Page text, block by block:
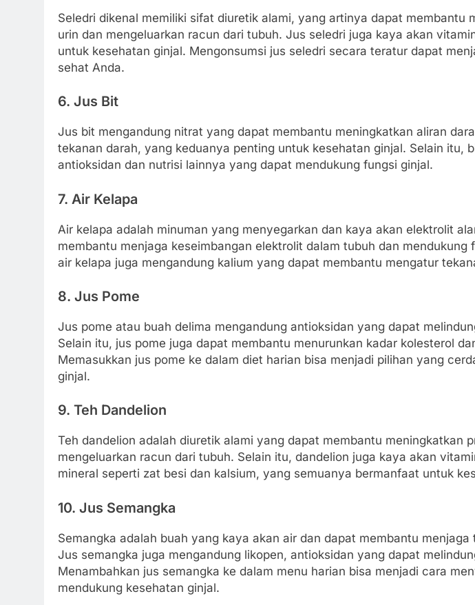
Seledri dikenal memiliki sifat diuretik alami, yang artinya dapat membantu
urin dan mengeluarkan racun dari tubuh. Jus seledri juga kaya akan
untuk kesehatan ginjal. Mengonsumsi jus seledri secara teratur dapat
sehat Anda.
6. Jus Bit
Jus bit mengandung nitrat yang dapat membantu meningkatkan aliran
tekanan darah, yang keduanya penting untuk kesehatan ginjal. Selain itu,
antioksidan dan nutrisi lainnya yang dapat mendukung fungsi ginjal.
7. Air Kelapa
Air kelapa adalah minuman yang menyegarkan dan kaya akan elektrolit
membantu menjaga keseimbangan elektrolit dalam tubuh dan mendukung
air kelapa juga mengandung kalium yang dapat membantu mengatur
8. Jus Pome
Jus pome atau buah delima mengandung antioksidan yang dapat
Selain itu, jus pome juga dapat membantu menurunkan kadar kolesterol
Memasukkan jus pome ke dalam diet harian bisa menjadi pilihan yang
ginjal.
9. Teh Dandelion
Teh dandelion adalah diuretik alami yang dapat membantu meningkatkan
mengeluarkan racun dari tubuh. Selain itu, dandelion juga kaya akan
mineral seperti zat besi dan kalsium, yang semuanya bermanfaat untuk
10. Jus Semangka
Semangka adalah buah yang kaya akan air dan dapat membantu
Jus semangka juga mengandung likopen, antioksidan yang dapat
Menambahkan jus semangka ke dalam menu harian bisa menjadi cara
mendukung kesehatan ginjal.